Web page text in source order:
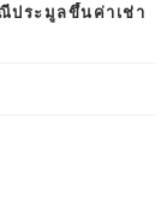
ประมูลขึ้นค่าเช่า